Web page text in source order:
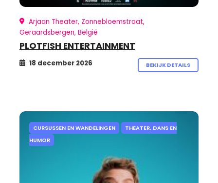
Arjaan Theater, Zonnebloemstraat,
Geraardsbergen, België
PLOTFISH ENTERTAINMENT
18 december 2026 BEKIJK DETAILS
CURSUSSEN EN WANDELINGEN
THEATER, DANS EN
HUMOR